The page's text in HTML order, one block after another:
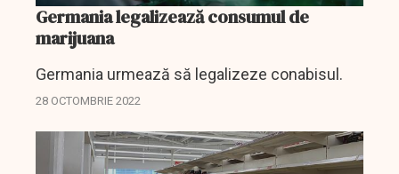
Germania legalizează consumul de
marijuana
Germania urmează să legalizeze conabisul.
28 OCTOMBRIE 2022